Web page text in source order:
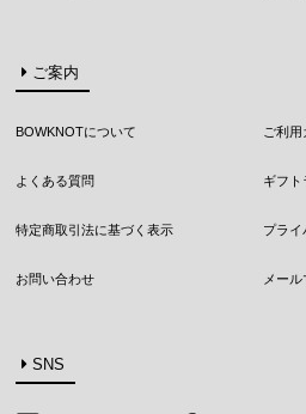
ご案内
BOWKNOTについて ご利用
よくある質問 ギフト
特定商取引法に基づく表示 プライ
お問い合わせ メー
SNS